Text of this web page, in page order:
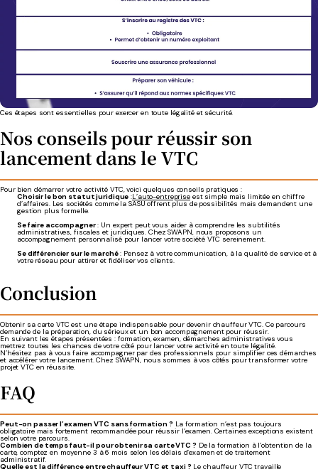
Ces étapes sont essentielles pour exercer en toute légalité et sécurité.
Nos conseils pour réussir son
lancement dans le VTC
Pour bien démarrer votre activité VTC, voici quelques conseils pratiques :
Choisir le bon statut juridique :L’auto-entreprise est simple mais limitée en chiffre
d’affaires. Les sociétés comme la SASU offrent plus de possibilités mais demandent une
gestion plus formelle.
Se faire accompagner: Un expert peut vous aider à comprendre les subtilités
administratives, fiscales et juridiques. Chez SWAPN, nous proposons un
accompagnement personnalisé pour lancer votre société VTC sereinement.
Se différencier sur le marché: Pensez à votre communication, à la qualité de service et à
votre réseau pour attirer et fidéliser vos clients.
Conclusion
Obtenir sa carte VTC est une étape indispensable pour devenir chauffeur VTC. Ce parcours
demande de la préparation, du sérieux et un bon accompagnement pour réussir.
En suivant les étapes présentées : formation, examen, démarches administratives vous
mettrez toutes les chances de votre côté pour lancer votre activité en toute légalité.
N’hésitez pas à vous faire accompagner par des professionnels pour simplifier ces démarches
et accélérer votre lancement. Chez SWAPN, nous sommes à vos côtés pour transformer votre
projet VTC en réussite.
FAQ
Peut-on passer l’examen VTC sans formation ? La formation n’est pas toujours
obligatoire mais fortement recommandée pour réussir l’examen. Certaines exceptions existent
selon votre parcours.
Combien de temps faut-il pour obtenir sa carte VTC ? De la formation à l’obtention de la
carte, comptez en moyenne 3 à 6 mois selon les délais d’examen et de traitement
administratif.
Quelle est la différence entre chauffeur VTC et taxi ? Le chauffeur VTC travaille